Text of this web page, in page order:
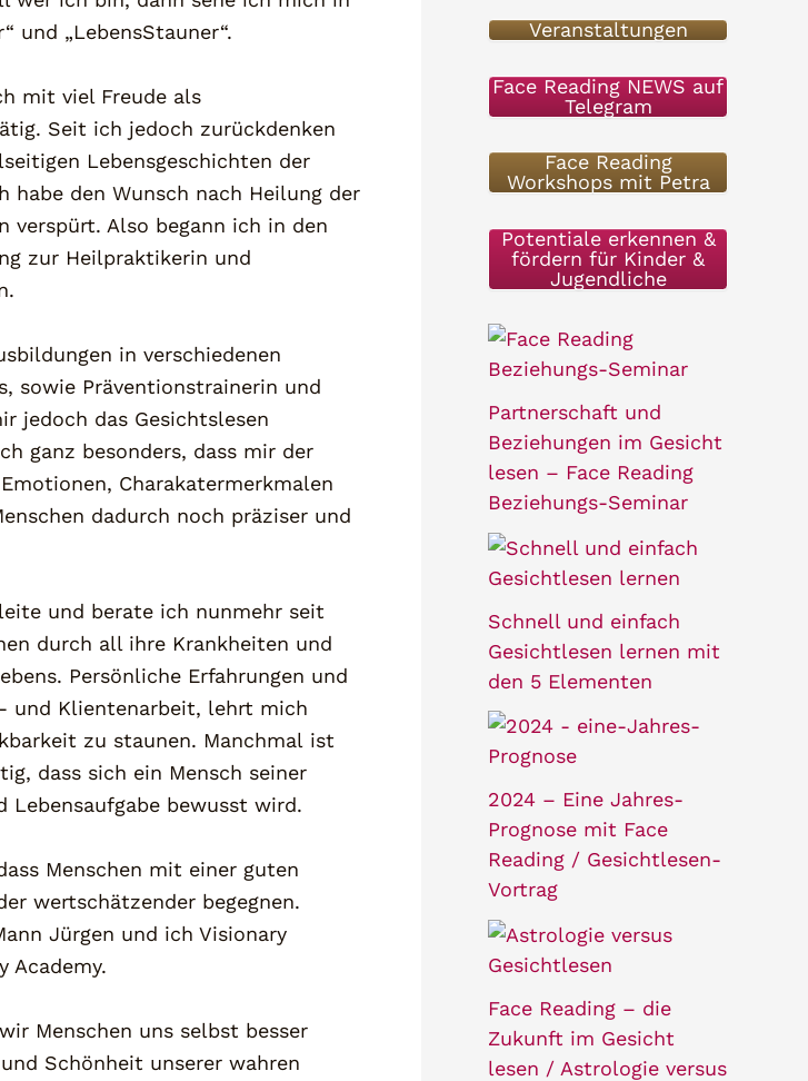
und „LebensStauner“.
mit viel Freude als
Seit ich jedoch zurückdenken
Lebensgeschichten der
habe den Wunsch nach Heilung der
verspürt. Also begann ich in den
zur Heilpraktikerin und
in verschiedenen
sowie Präventionstrainerin und
jedoch das Gesichtslesen
ganz besonders, dass mir der
Charakatermerkmalen
dadurch noch präziser und
und berate ich nunmehr seit
durch all ihre Krankheiten und
Persönliche Erfahrungen und
und Klientenarbeit, lehrt mich
zu staunen. Manchmal ist
dass sich ein Mensch seiner
Lebensaufgabe bewusst wird.
Menschen mit einer guten
wertschätzender begegnen.
Jürgen und ich Visionary
Academy.
Menschen uns selbst besser
Schönheit unserer wahren
e
n
n
a
c
h
Veranstaltungen
Face Reading NEWS auf
Telegram
Face Reading
Workshops mit Petra
Potentiale erkennen &
fördern für Kinder &
Jugendliche
Partnerschaft und
Beziehungen im Gesicht
lesen – Face Reading
Beziehungs-Seminar
Schnell und einfach
Gesichtlesen lernen mit
den 5 Elementen
2024 – Eine Jahres-
Prognose mit Face
Reading / Gesichtlesen-
Vortrag
Face Reading – die
Zukunft im Gesicht
lesen / Astrologie versus